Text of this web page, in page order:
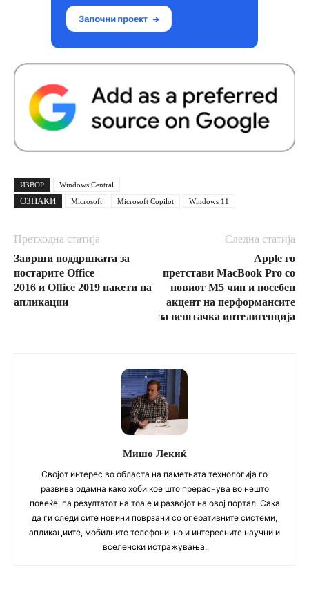
ИЗВОР Windows Central
ОЗНАКИ Microsoft Microsoft Copilot Windows 11
Претходна статија
Заврши поддршката за
постарите Office
2016 и Office 2019 пакети на
апликации
Следна статија
Apple го
претстави MacBook Pro со
новиот М5 чип и посебен
акцент на перформансите
за вештачка интелигенција
Мишо Лекиќ
Својот интерес во областа на паметната технологија го
развива одамна како хоби кое што прераснува во нешто
повеќе, па резултатот на тоа е и развојот на овој портал. Сака
да ги следи сите новини поврзани со оперативните системи,
апликациите, мобилните телефони, но и интересните научни и
вселенски истражувања.